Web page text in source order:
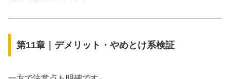
第11章｜デメリット・やめとけ系検証